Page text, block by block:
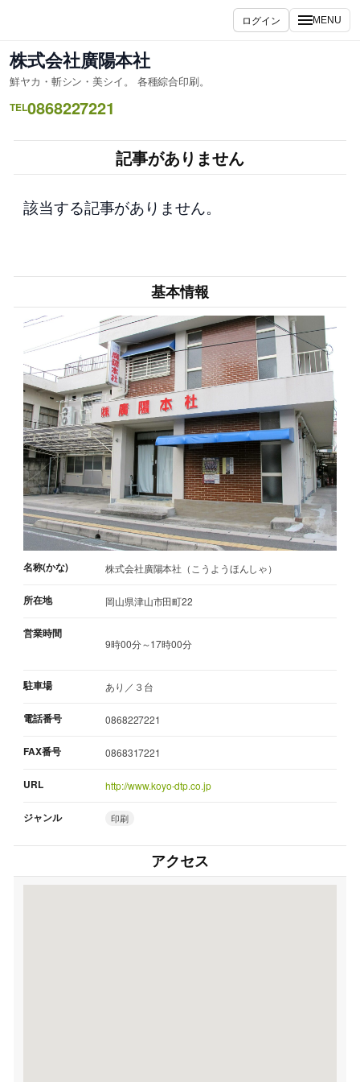
を
ス
キ
ッ
ログイン MENU
株式会社廣陽本社
鮮ヤカ・斬シン・美シイ。 各種綜合印刷。
TEL0868227221
記事がありません
該当する記事がありません。
基本情報
名称(かな) 株式会社廣陽本社（こうようほんしゃ）
所在地 岡山県津山市田町22
営業時間
9時00分～17時00分
駐車場 あり／３台
電話番号 0868227221
FAX番号 0868317221
URL http://www.koyo-dtp.co.jp
ジャンル 印刷
アクセス